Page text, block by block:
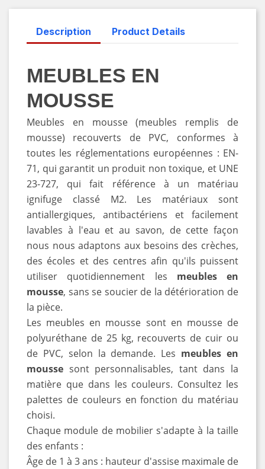
Description Product Details
MEUBLES EN
MOUSSE
Meubles en mousse (meubles remplis de
mousse) recouverts de PVC, conformes à
toutes les réglementations européennes : EN-
71, qui garantit un produit non toxique, et UNE
23-727, qui fait référence à un matériau
ignifuge classé M2. Les matériaux sont
antiallergiques, antibactériens et facilement
lavables à l'eau et au savon, de cette façon
nous nous adaptons aux besoins des crèches,
des écoles et des centres afin qu'ils puissent
utiliser quotidiennement les meubles en
mousse, sans se soucier de la détérioration de
la pièce.
Les meubles en mousse sont en mousse de
polyuréthane de 25 kg, recouverts de cuir ou
de PVC, selon la demande. Les meubles en
mousse sont personnalisables, tant dans la
matière que dans les couleurs. Consultez les
palettes de couleurs en fonction du matériau
choisi.
Chaque module de mobilier s'adapte à la taille
des enfants :
Âge de 1 à 3 ans : hauteur d'assise maximale de